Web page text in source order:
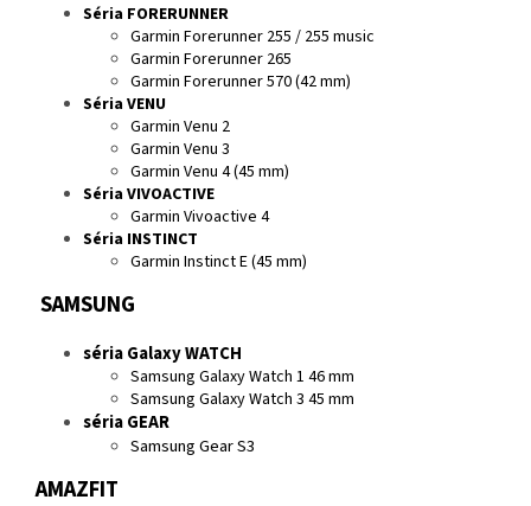
Séria FORERUNNER
Garmin Forerunner 255 / 255 music
Garmin Forerunner 265
Garmin Forerunner 570 (42 mm)
Séria VENU
Garmin Venu 2
Garmin Venu 3
Garmin Venu 4 (45 mm)
Séria VIVOACTIVE
Garmin Vivoactive 4
Séria INSTINCT
Garmin Instinct E (45 mm)
SAMSUNG
séria Galaxy WATCH
Samsung Galaxy Watch 1 46 mm
Samsung Galaxy Watch 3 45 mm
séria GEAR
Samsung Gear S3
AMAZFIT